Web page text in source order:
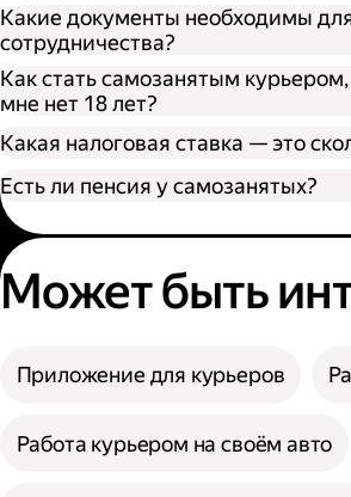
Какие документы необходимы
сотрудничества?
Как стать самозанятым
мне нет 18 лет?
Какая налоговая ставка — это
Есть ли пенсия у самозанятых?
Может быть
Приложение для курьеров
Работа курьером на своём авто